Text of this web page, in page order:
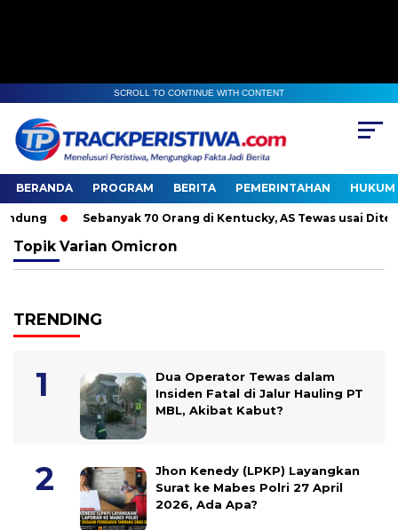
SCROLL TO CONTINUE WITH CONTENT
BERANDA PROGRAM BERITA PEMERINTAHAN HUKUM
Sebanyak 70 Orang di Kentucky, AS Tewas usai
Topik Varian Omicron
TRENDING
Dua Operator Tewas dalam
Insiden Fatal di Jalur Hauling PT
MBL, Akibat Kabut?
Jhon Kenedy (LPKP) Layangkan
Surat ke Mabes Polri 27 April
2026, Ada Apa?